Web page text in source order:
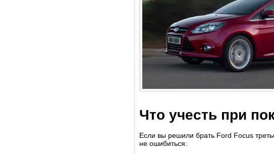
Что учесть при
Если вы решили брать Ford Focus
не ошибиться: